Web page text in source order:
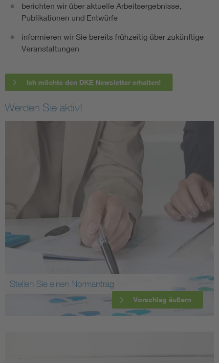
berichten wir über aktuelle Arbeitsergebnisse,
Publikationen und Entwürfe
informieren wir Sie bereits frühzeitig über zukünftige
Veranstaltungen
Ich möchte den DKE Newsletter erhalten!
Werden Sie aktiv!
Stellen Sie einen Normantrag
Vorschlag äußern